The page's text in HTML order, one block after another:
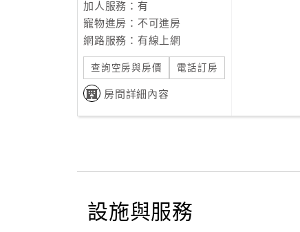
加人服務：有
寵物進房：不可進房
網路服務：有線上網
查詢空房與房價 電話訂房
房間詳細內容
設施與服務